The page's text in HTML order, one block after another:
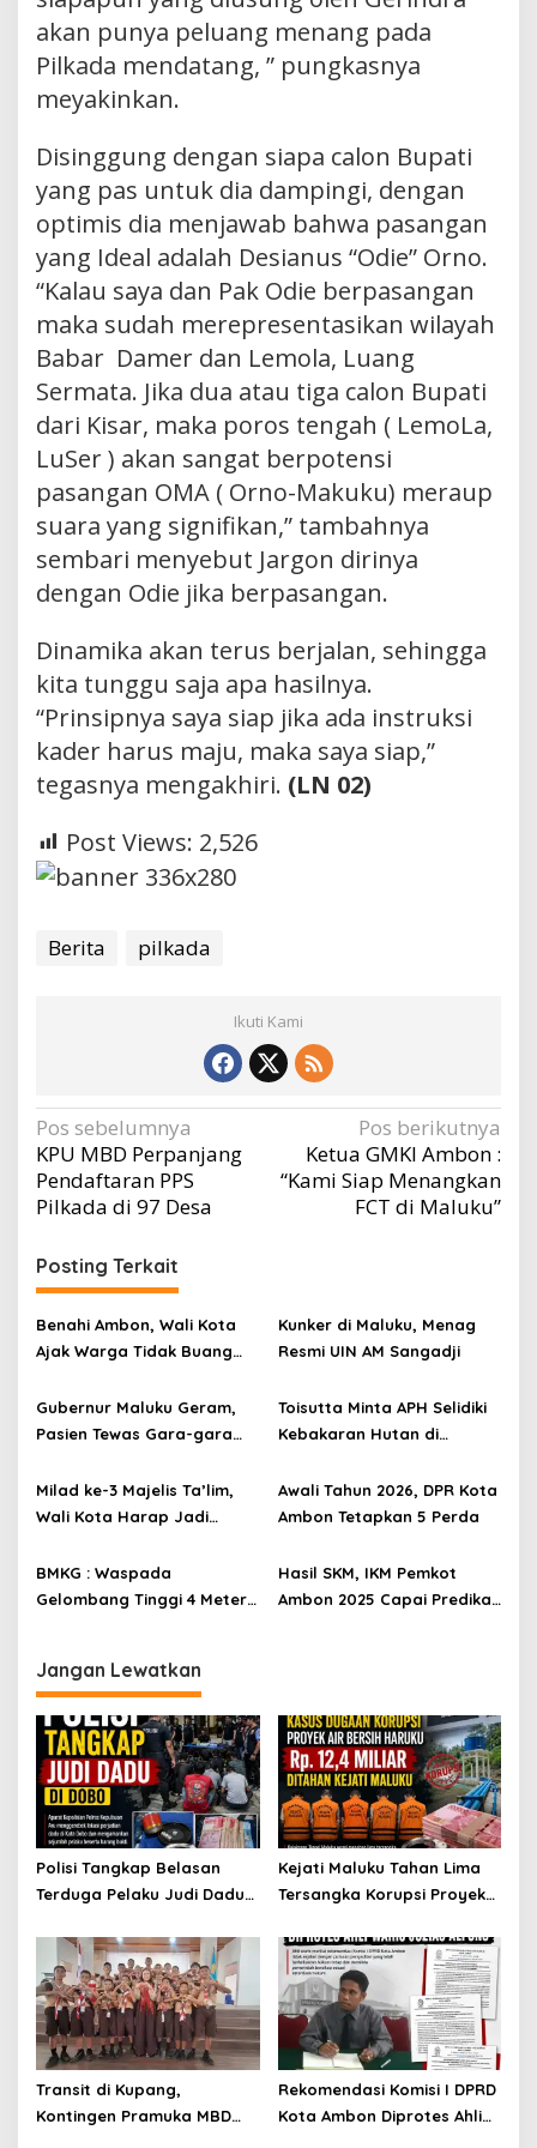
akan punya peluang menang pada
Pilkada mendatang, ” pungkasnya
meyakinkan.
Disinggung dengan siapa calon Bupati
yang pas untuk dia dampingi, dengan
optimis dia menjawab bahwa pasangan
yang Ideal adalah Desianus “Odie” Orno.
“Kalau saya dan Pak Odie berpasangan
maka sudah merepresentasikan wilayah
Babar Damer dan Lemola, Luang
Sermata. Jika dua atau tiga calon Bupati
dari Kisar, maka poros tengah ( LemoLa,
LuSer ) akan sangat berpotensi
pasangan OMA ( Orno-Makuku) meraup
suara yang signifikan,” tambahnya
sembari menyebut Jargon dirinya
dengan Odie jika berpasangan.
Dinamika akan terus berjalan, sehingga
kita tunggu saja apa hasilnya.
“Prinsipnya saya siap jika ada instruksi
kader harus maju, maka saya siap,”
tegasnya mengakhiri. (LN 02)
Post Views: 2,526
Berita pilkada
Ikuti Kami
Navigasi
pos
Pos sebelumnya
KPU MBD Perpanjang
Pendaftaran PPS
Pilkada di 97 Desa
Pos berikutnya
Ketua GMKI Ambon :
“Kami Siap Menangkan
FCT di Maluku”
Posting Terkait
Benahi Ambon, Wali Kota
Ajak Warga Tidak Buang
Kunker di Maluku, Menag
Resmi UIN AM Sangadji
Gubernur Maluku Geram,
Pasien Tewas Gara-gara
Kesehatan di RSUP Leimena
Toisutta Minta APH Selidiki
Kebakaran Hutan di
Milad ke-3 Majelis Ta’lim,
Wali Kota Harap Jadi
Awali Tahun 2026, DPR Kota
Ambon Tetapkan 5 Perda
BMKG : Waspada
Gelombang Tinggi 4 Meter
Hasil SKM, IKM Pemkot
Ambon 2025 Capai Predikat
Jangan Lewatkan
Polisi Tangkap Belasan
Terduga Pelaku Judi Dadu
Setoran Rp5 Juta dan
Selisih Barang Bukti
Kejati Maluku Tahan Lima
Tersangka Korupsi Proyek
Miliar
Transit di Kupang,
Kontingen Pramuka MBD
Rekomendasi Komisi I DPRD
Kota Ambon Diprotes Ahli